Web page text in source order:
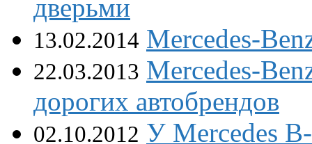
дверьми
13.02.2014 Mercedes-
22.03.2013 Mercedes-
дорогих автобрендов
02.10.2012 У Mercedes